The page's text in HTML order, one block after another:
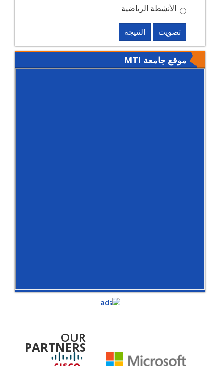
الأنشطة الرياضية
تصويت النتيجة
موقع جامعة MTI
OUR
PARTNERS